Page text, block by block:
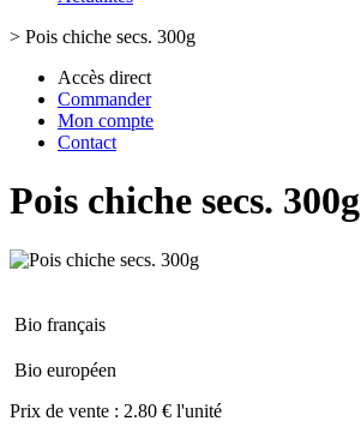
> Pois chiche secs. 300g
Accès direct
Commander
Mon compte
Contact
Pois chiche secs. 300g
Bio français
Bio européen
Prix de vente : 2.80 € l'unité